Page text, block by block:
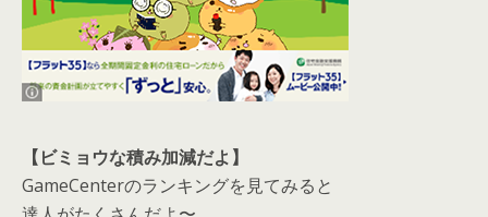
【ビミョウな積み加減だよ】
GameCenterのランキングを見てみると